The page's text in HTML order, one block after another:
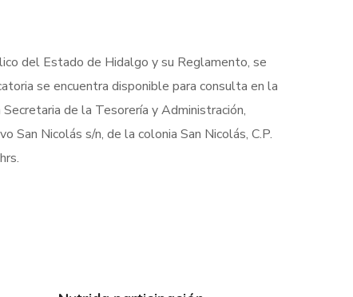
del Estado de Hidalgo y su Reglamento, se
se encuentra disponible para consulta en la
de la Tesorería y Administración,
San Nicolás s/n, de la colonia San Nicolás, C.P.